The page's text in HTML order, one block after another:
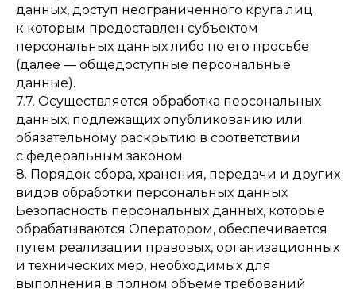
данных, доступ неограниченного круга лиц
к которым предоставлен субъектом
персональных данных либо по его просьбе
(далее — общедоступные персональные
данные).
7.7. Осуществляется обработка персональных
данных, подлежащих опубликованию или
обязательному раскрытию в соответствии
с федеральным законом.
8. Порядок сбора, хранения, передачи и других
видов обработки персональных данных
Безопасность персональных данных, которые
обрабатываются Оператором, обеспечивается
путем реализации правовых, организационных
и технических мер, необходимых для
выполнения в полном объеме требований